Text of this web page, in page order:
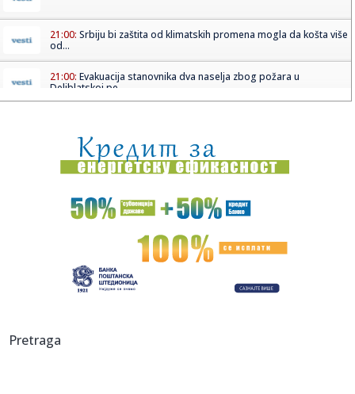
21:00: Srbiju bi zaštita od klimatskih promena mogla da košta više
od...
21:00: Evakuacija stanovnika dva naselja zbog požara u
Deliblatskoj pe...
20:58:Od prodaje pilića do letovanja na jahti: Novi prizori Bojane
i M...
20:57:Kineski proizvođač robota procenjen na više od devet
milijardi...
OVO NE SME DA SE DESI NI U SNU: Crvena zvezda može da
20:53:"Petarda" Hajduka iz Splita u Litvaniji
traže ap...
Pretraga